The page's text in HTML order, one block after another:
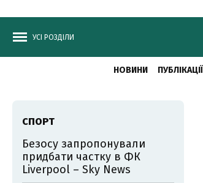
УСІ РОЗДІЛИ
НОВИНИ ПУБЛІКАЦІЇ
СПОРТ
Безосу запропонували
придбати частку в ФК
Liverpool – Sky News